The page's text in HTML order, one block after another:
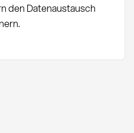
den Datenaustausch